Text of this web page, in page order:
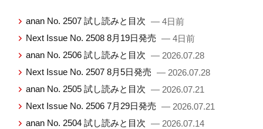
anan No. 2507 試し読みと目次 — 4日前
Next Issue No. 2508 8月19日発売 — 4日前
anan No. 2506 試し読みと目次 — 2026.07.28
Next Issue No. 2507 8月5日発売 — 2026.07.28
anan No. 2505 試し読みと目次 — 2026.07.21
Next Issue No. 2506 7月29日発売 — 2026.07.21
anan No. 2504 試し読みと目次 — 2026.07.14